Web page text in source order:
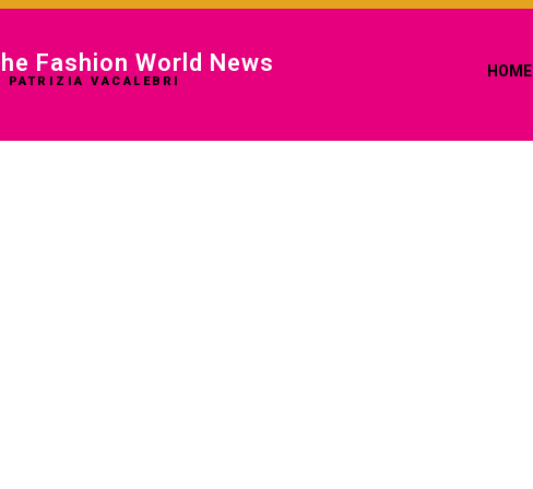
Fashion World News
PATRIZIA VACALEBRI
HOME